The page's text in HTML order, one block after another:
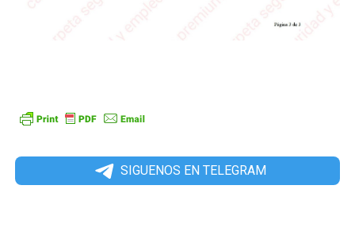
SIGUENOS EN TELEGRAM